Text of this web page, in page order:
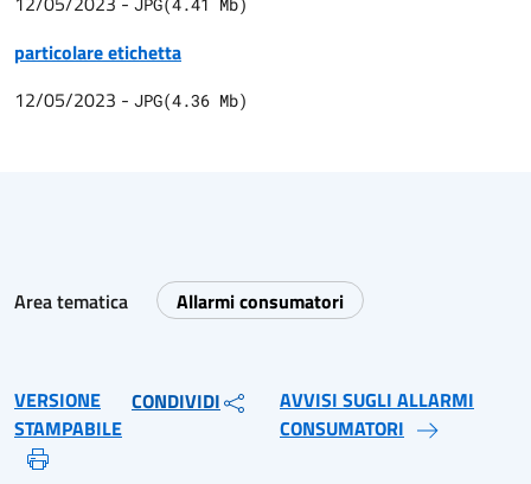
particolare etichetta
12/05/2023 - JPG(4.36 Mb)
Area tematica Allarmi consumatori
VERSIONE
STAMPABILE
CONDIVIDI
AVVISI SUGLI ALLARMI
CONSUMATORI